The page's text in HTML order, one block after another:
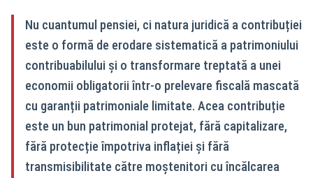
Nu cuantumul pensiei, ci natura juridică a contribuției
este o formă de erodare sistematică a patrimoniului
contribuabilului și o transformare treptată a unei
economii obligatorii într-o prelevare fiscală mascată
cu garanții patrimoniale limitate. Acea contribuție
este un bun patrimonial protejat, fără capitalizare,
fără protecție împotriva inflației și fără
transmisibilitate către moștenitori cu încălcarea